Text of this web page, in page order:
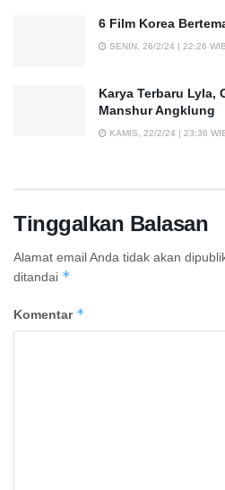
6 Film Korea
SENIN, 26/2/24 | 22:26 WIB
Karya Terbaru Lyla,
Manshur Angklung
KAMIS, 22/2/24 | 23:36
Tinggalkan Balasan
Alamat email Anda tidak akan
ditandai *
Komentar *